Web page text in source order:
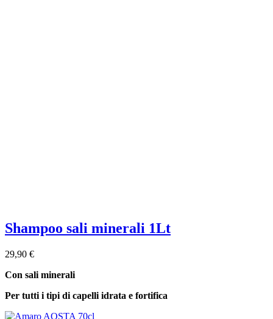
Shampoo sali minerali 1Lt
29,90 €
Con sali minerali
Per tutti i tipi di capelli idrata e fortifica